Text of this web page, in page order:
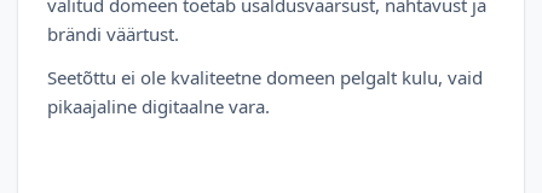
valitud domeen toetab usaldusväärsust, nähtavust ja
brändi väärtust.
Seetõttu ei ole kvaliteetne domeen pelgalt kulu, vaid
pikaajaline digitaalne vara.